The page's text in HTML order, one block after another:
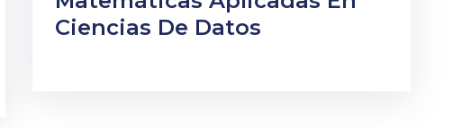
Ciencias De Datos